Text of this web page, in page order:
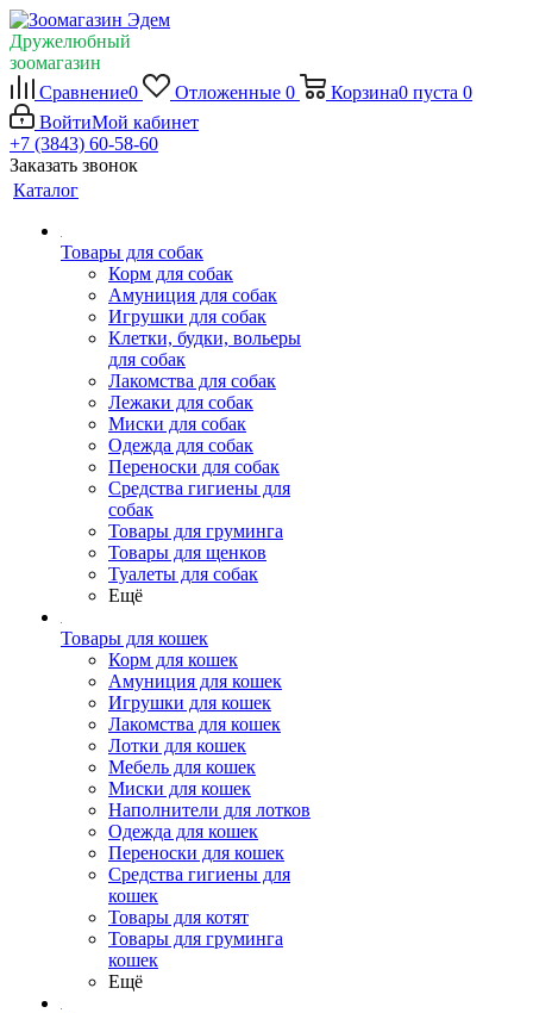
Дружелюбный
зоомагазин
Сравнение0 Отложенные 0 Корзина0 пуста 0
ВойтиМой кабинет
+7 (3843) 60-58-60
Заказать звонок
Каталог
Товары для собак
Корм для собак
Амуниция для собак
Игрушки для собак
Клетки, будки, вольеры
для собак
Лакомства для собак
Лежаки для собак
Миски для собак
Одежда для собак
Переноски для собак
Средства гигиены для
собак
Товары для груминга
Товары для щенков
Туалеты для собак
Ещё
Товары для кошек
Корм для кошек
Амуниция для кошек
Игрушки для кошек
Лакомства для кошек
Лотки для кошек
Мебель для кошек
Миски для кошек
Наполнители для лотков
Одежда для кошек
Переноски для кошек
Средства гигиены для
кошек
Товары для котят
Товары для груминга
кошек
Ещё